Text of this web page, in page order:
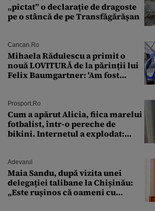
„pictat” o declarație de dragoste
pe o stâncă de pe Transfăgărășan
Cancan.ro
Mihaela Rădulescu a primit o
nouă LOVITURĂ de la părinții lui
Felix Baumgartner: 'Am fost
Prosport.ro
Cum a apărut Alicia, fiica marelui
fotbalist, într-o pereche de
bikini. Internetul a explodat:
Adevarul
Maia Sandu, după vizita unei
delegației talibane la Chișinău:
„Este rușinos că oameni cu